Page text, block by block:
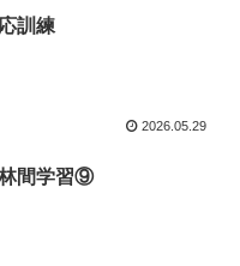
訓練
2026.05.29
間学習⑨